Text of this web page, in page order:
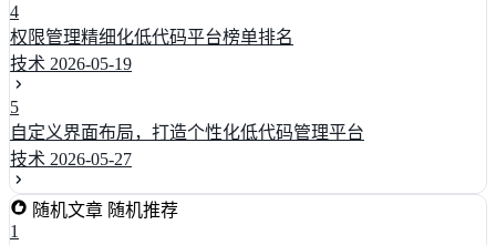
4
权限管理精细化低代码平台榜单排名
技术 2026-05-19
5
自定义界面布局，打造个性化低代码管理平台
技术 2026-05-27
随机文章 随机推荐
1